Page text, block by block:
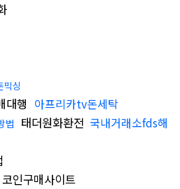
믹싱
대행 아프리카tv돈세탁
법 태더원화환전 국내거래소fds해
코인구매사이트